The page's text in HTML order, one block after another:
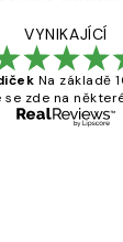
VYNIKAJÍCÍ
Na základě
se zde na